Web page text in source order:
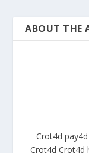
ABOUT THE
Crot4d pay4d
Crot4d Crot4d